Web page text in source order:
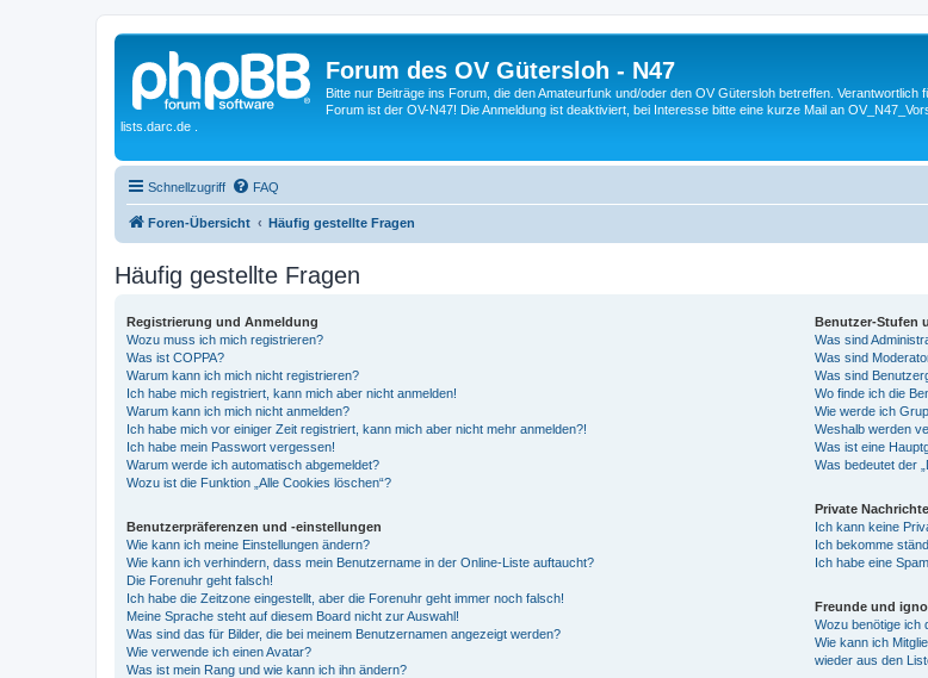
Forum des OV Gütersloh - N47
Bitte nur Beiträge ins Forum, die den Amateurfunk und/oder den OV Gütersloh betreffen. Verantwortlich
Forum ist der OV-N47! Die Anmeldung ist deaktiviert, bei Interesse bitte eine kurze Mail an
lists.darc.de .
Schnellzugriff FAQ
Foren-Übersicht Häufig gestellte Fragen
Häufig gestellte Fragen
Registrierung und Anmeldung
Wozu muss ich mich registrieren?
Was ist COPPA?
Warum kann ich mich nicht registrieren?
Ich habe mich registriert, kann mich aber nicht anmelden!
Warum kann ich mich nicht anmelden?
Ich habe mich vor einiger Zeit registriert, kann mich aber nicht mehr anmelden?!
Ich habe mein Passwort vergessen!
Warum werde ich automatisch abgemeldet?
Wozu ist die Funktion „Alle Cookies löschen“?
Benutzerpräferenzen und -einstellungen
Wie kann ich meine Einstellungen ändern?
Wie kann ich verhindern, dass mein Benutzername in der Online-Liste auftaucht?
Die Forenuhr geht falsch!
Ich habe die Zeitzone eingestellt, aber die Forenuhr geht immer noch falsch!
Meine Sprache steht auf diesem Board nicht zur Auswahl!
Was sind das für Bilder, die bei meinem Benutzernamen angezeigt werden?
Wie verwende ich einen Avatar?
Was ist mein Rang und wie kann ich ihn ändern?
Benutzer-Stufen
Was sind
Was sind
Was sind
Wo finde ich die
Wie werde ich
Weshalb werden
Was ist eine
Was bedeutet der
Private
Ich kann keine
Ich bekomme
Ich habe eine
Freunde und
Wozu benötige ich
Wie kann ich
wieder aus den